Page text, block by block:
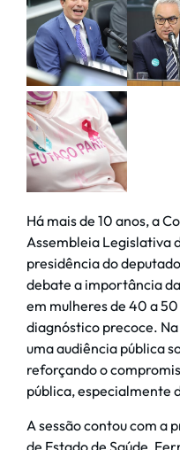
Há mais de 10 anos, a
Assembleia Legislativa
presidência do
debate a importância
em mulheres de 40 a
diagnóstico precoce.
uma audiência pública
reforçando o
pública, especialmente
A sessão contou com a
de Estado de Saúde,